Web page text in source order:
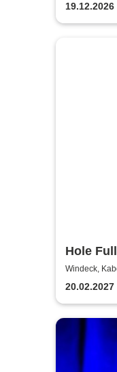
19.12.2026
Hole
to 70's
Windeck,
20.02.2027